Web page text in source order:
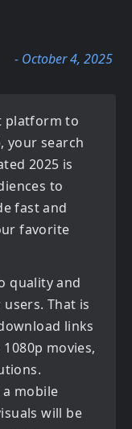
- October 4, 2025
platform to
, your search
2025 is
to
fast and
favorite
quality and
That is
links
movies,
mobile
will be